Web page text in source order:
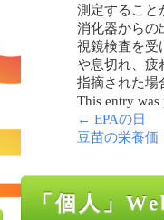
測定すること
消化器からの
視鏡検査を受
や息切れ、疲
指摘された場
This entry
← EPAの日
豆苗の栄養価
「個人」